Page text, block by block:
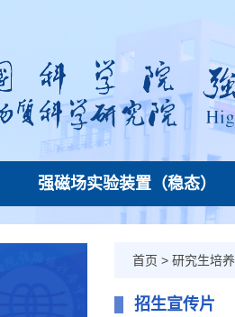
强磁场实验装置（稳态）
首页 > 研究生培养
招生宣传片